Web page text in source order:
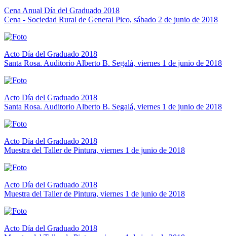
Cena Anual Día del Graduado 2018
Cena - Sociedad Rural de General Pico, sábado 2 de junio de 2018
Acto Día del Graduado 2018
Santa Rosa. Auditorio Alberto B. Segalá, viernes 1 de junio de 2018
Acto Día del Graduado 2018
Santa Rosa. Auditorio Alberto B. Segalá, viernes 1 de junio de 2018
Acto Día del Graduado 2018
Muestra del Taller de Pintura, viernes 1 de junio de 2018
Acto Día del Graduado 2018
Muestra del Taller de Pintura, viernes 1 de junio de 2018
Acto Día del Graduado 2018